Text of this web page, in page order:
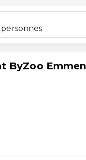
ByZoo Emmen